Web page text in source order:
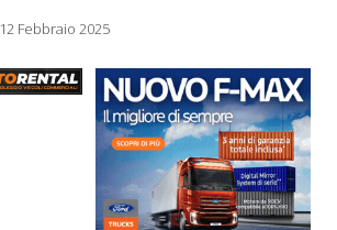
12 Febbraio 2025